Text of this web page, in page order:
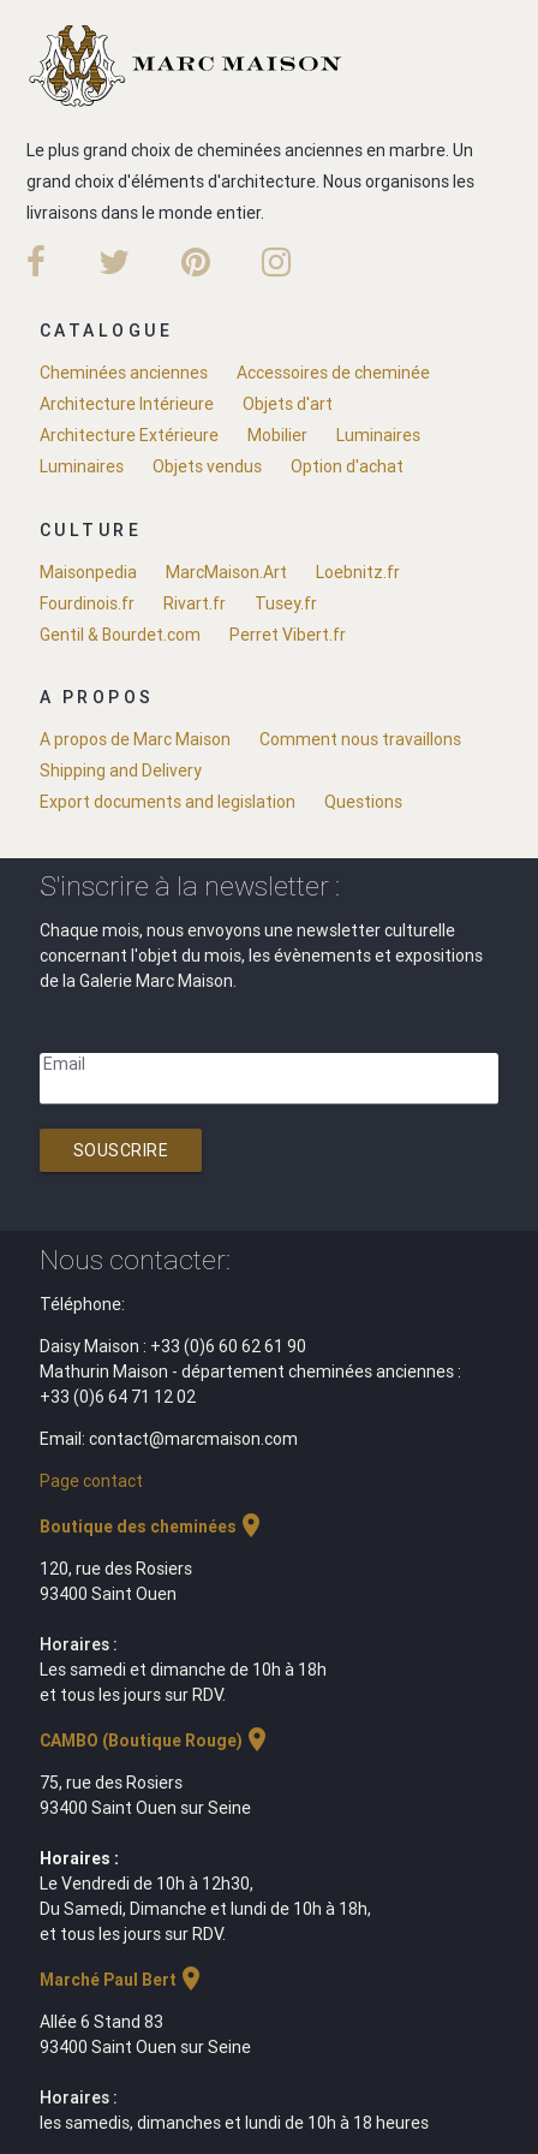
Le plus grand choix de cheminées anciennes en marbre. Un
grand choix d'éléments d'architecture. Nous organisons les
livraisons dans le monde entier.
CATALOGUE
Cheminées anciennes
Accessoires de cheminée
Architecture Intérieure
Objets d'art
Architecture Extérieure
Mobilier
Luminaires
Luminaires
Objets vendus Option d'achat
CULTURE
Maisonpedia
MarcMaison.Art
Loebnitz.fr
Fourdinois.fr
Rivart.fr
Tusey.fr
Gentil & Bourdet.com
Perret Vibert.fr
A PROPOS
A propos de Marc Maison
Comment nous travaillons
Shipping and Delivery
Export documents and legislation
Questions
S'inscrire à la newsletter :
Chaque mois, nous envoyons une newsletter culturelle
concernant l'objet du mois, les évènements et expositions
de la Galerie Marc Maison.
Email
SOUSCRIRE
Nous contacter:
Téléphone:
Daisy Maison : +33 (0)6 60 62 61 90
Mathurin Maison - département cheminées anciennes :
+33 (0)6 64 71 12 02
Email: contact@marcmaison.com
Page contact
Boutique des cheminées location_on
120, rue des Rosiers
93400 Saint Ouen
Horaires :
Les samedi et dimanche de 10h à 18h
et tous les jours sur RDV.
CAMBO (Boutique Rouge) location_on
75, rue des Rosiers
93400 Saint Ouen sur Seine
Horaires :
Le Vendredi de 10h à 12h30,
Du Samedi, Dimanche et lundi de 10h à 18h,
et tous les jours sur RDV.
Marché Paul Bert location_on
Allée 6 Stand 83
93400 Saint Ouen sur Seine
Horaires :
les samedis, dimanches et lundi de 10h à 18 heures